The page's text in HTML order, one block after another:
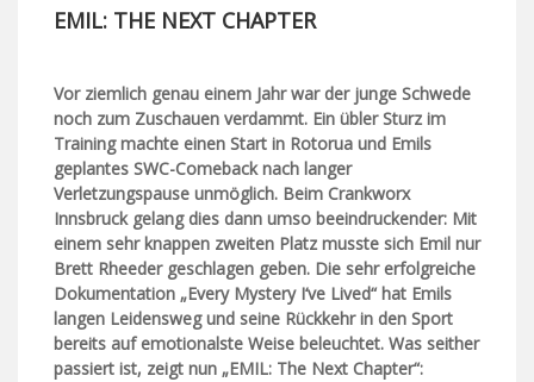
EMIL: THE NEXT CHAPTER
Vor ziemlich genau einem Jahr war der junge Schwede
noch zum Zuschauen verdammt. Ein übler Sturz im
Training machte einen Start in Rotorua und Emils
geplantes SWC-Comeback nach langer
Verletzungspause unmöglich. Beim Crankworx
Innsbruck gelang dies dann umso beeindruckender: Mit
einem sehr knappen zweiten Platz musste sich Emil nur
Brett Rheeder geschlagen geben. Die sehr erfolgreiche
Dokumentation „Every Mystery I‘ve Lived“ hat Emils
langen Leidensweg und seine Rückkehr in den Sport
bereits auf emotionalste Weise beleuchtet. Was seither
passiert ist, zeigt nun „EMIL: The Next Chapter“: